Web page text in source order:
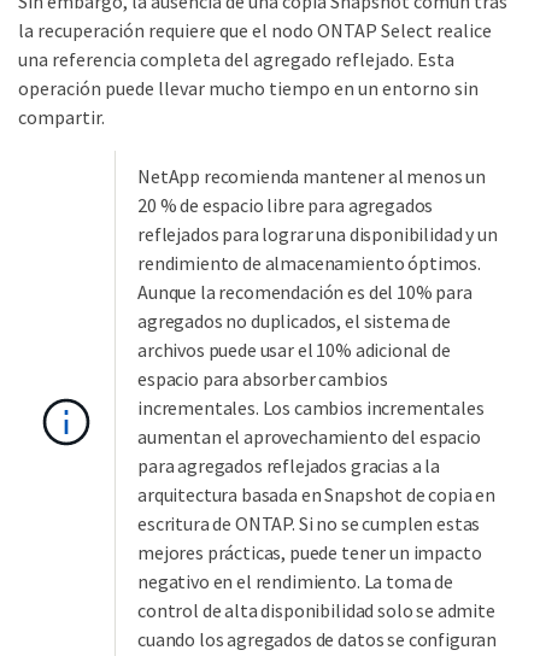
la recuperación requiere que el nodo ONTAP Select realice
una referencia completa del agregado reflejado. Esta
operación puede llevar mucho tiempo en un entorno sin
compartir.
NetApp recomienda mantener al menos un
20 % de espacio libre para agregados
reflejados para lograr una disponibilidad y un
rendimiento de almacenamiento óptimos.
Aunque la recomendación es del 10% para
agregados no duplicados, el sistema de
archivos puede usar el 10% adicional de
espacio para absorber cambios
incrementales. Los cambios incrementales
aumentan el aprovechamiento del espacio
para agregados reflejados gracias a la
arquitectura basada en Snapshot de copia en
escritura de ONTAP. Si no se cumplen estas
mejores prácticas, puede tener un impacto
negativo en el rendimiento. La toma de
control de alta disponibilidad solo se admite
cuando los agregados de datos se configuran